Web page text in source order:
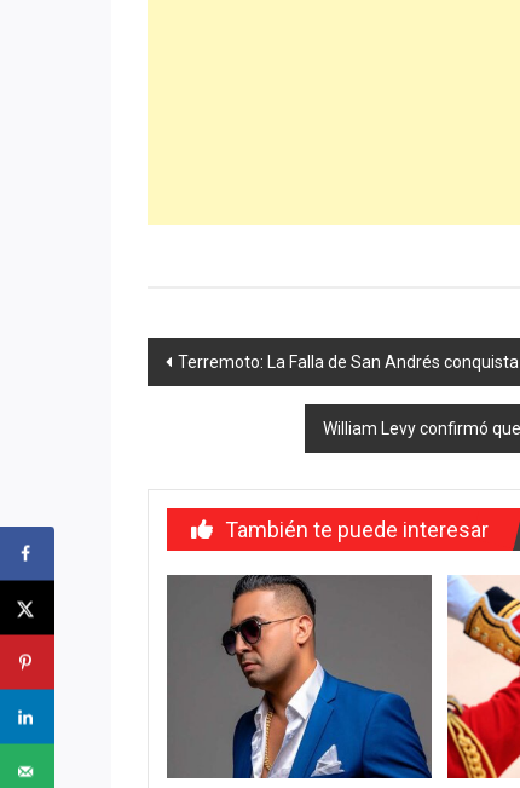
Navegación
Terremoto: La Falla de San Andrés conquista
William Levy confirmó
También te puede interesar